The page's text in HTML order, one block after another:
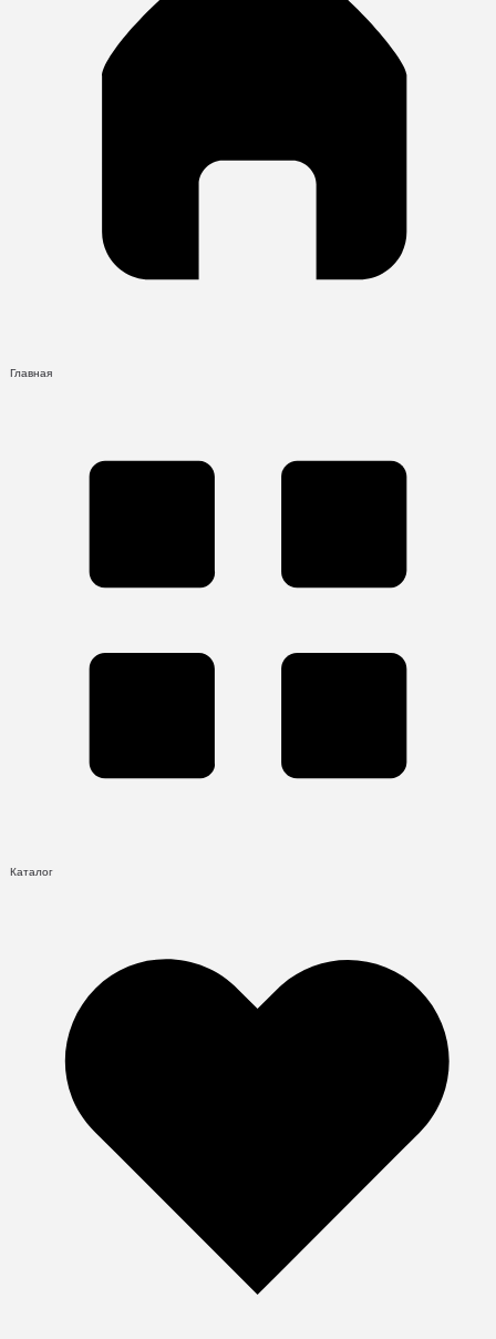
Главная
Каталог